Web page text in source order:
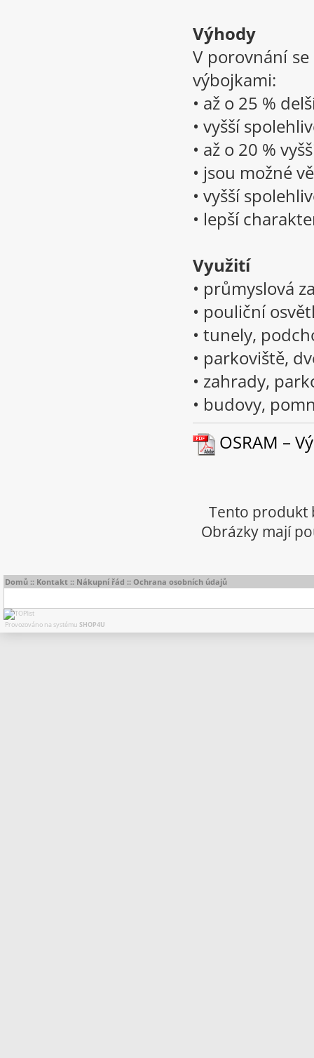
Výhody
V porovnání
výbojkami:
• až o 25 %
• vyšší
• až o 20 %
• jsou možné
• vyšší
• lepší
Využití
• průmyslová
• pouliční
• tunely,
• parkoviště,
• zahrady,
• budovy,
OSRAM –
Tento produkt
Obrázky mají
Domů :: Kontakt :: Nákupní řád :: Ochrana osobních údajů
Provozováno na systému SHOP4U